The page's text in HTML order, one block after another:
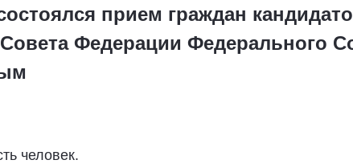
прием граждан
Федерации Федерального
человек.